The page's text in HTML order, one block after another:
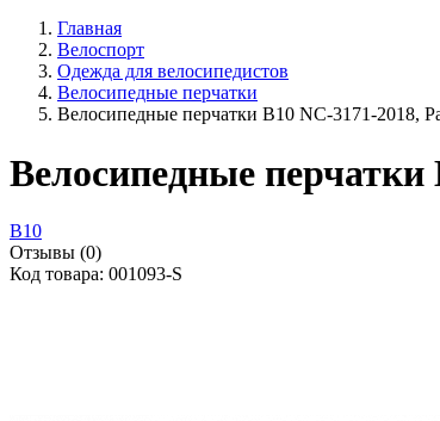
Главная
Велоспорт
Одежда для велосипедистов
Велосипедные перчатки
Велосипедные перчатки B10 NC-3171-2018,
Велосипедные
B10
Отзывы (0)
Код товара: 001093-S